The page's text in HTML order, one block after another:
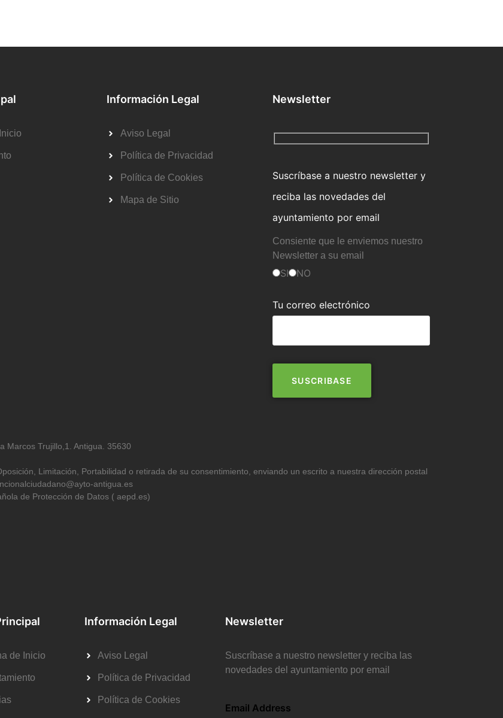
Información Legal
Aviso Legal
Política de Privacidad
Política de Cookies
Mapa de Sitio
Newsletter
Suscríbase a nuestro newsletter y
reciba las novedades del
ayuntamiento por email
Consiente que le enviemos nuestro
Newsletter a su email
SI NO
Tu correo electrónico
Marcos Trujillo,1. Antigua. 35630
Limitación, Portabilidad o retirada de su consentimiento, enviando un escrito a nuestra dirección postal
antigua.es
de Protección de Datos ( aepd.es)
de Inicio
Información Legal
Aviso Legal
Política de Privacidad
Política de Cookies
Newsletter
Suscríbase a nuestro newsletter y reciba las
novedades del ayuntamiento por email
Email Address